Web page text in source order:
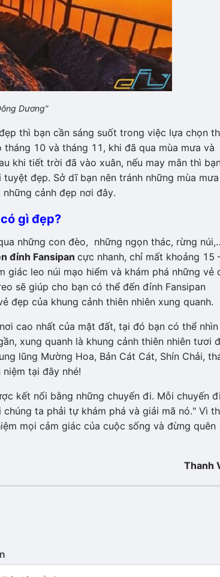
Dương”
thì bạn cần sáng suốt trong việc lựa chọn
10 và tháng 11, khi đã qua mùa mưa và
khi tiết trời đã vào xuân, nếu may mắn thì
đẹp. Sở dĩ bạn nên tránh những mùa
cảnh đẹp nơi đây.
gì đẹp?
những con đèo, những ngọn thác, rừng
đỉnh Fansipan cực nhanh, chỉ mất khoảng 15
leo núi mạo hiểm và khám phá những vẻ
sẽ giúp cho bạn có thể đến đỉnh Fansipan
đẹp của khung cảnh thiên nhiên xung quanh.
cao nhất của mặt đất, tại đó bạn có thể nhìn
xung quanh là khung cảnh thiên nhiên tươi
lũng Mường Hoa, Bản Cát Cát, Shín Chải,
tại đây nhé!
kết nối bằng những chuyến đi. Mỗi chuyến
ta phải tự khám phá và giải mã nó." Vì
mọi cảm giác của cuộc sống và đừng quên
Thanh